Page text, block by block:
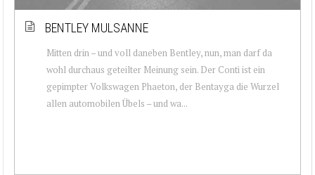
BENTLEY MULSANNE
Mitten drin – und voll daneben Bentley, nun, man darf da
wohl durchaus geteilter Meinung sein. Der Conti ist ein
gepimpter Volkswagen Phaeton, der Bentayga die Wurzel
allen automobilen Übels – und wa...